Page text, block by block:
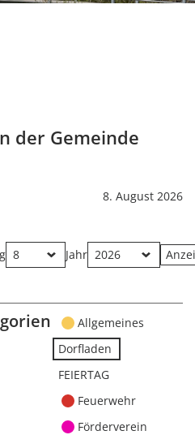
der Gemeinde
8. August 2026
Jahr
Allgemeines
Dorfladen
FEIERTAG
Feuerwehr
Förderverein